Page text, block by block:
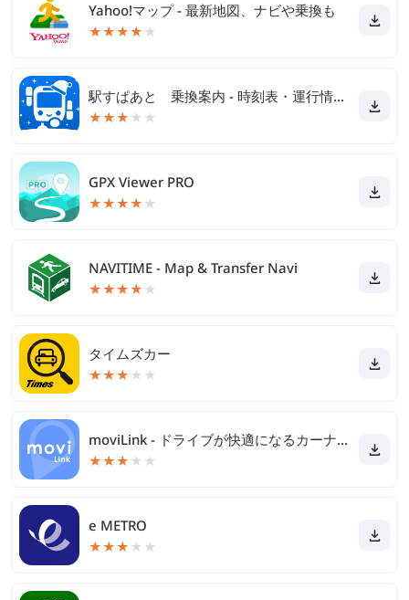
Yahoo!マップ - 最新地図、ナビや乗換も
★★★★ ★
駅すぱあと 乗換案内 - 時刻表・運行情報・バス経路
★★★ ★ ★
GPX Viewer PRO
★★★★ ★
NAVITIME - Map & Transfer Navi
★★★★ ★
タイムズカー
★★★ ★ ★
moviLink - ドライブが快適になるカーナビアプリ
★★★ ★ ★
e METRO
★★★ ★ ★